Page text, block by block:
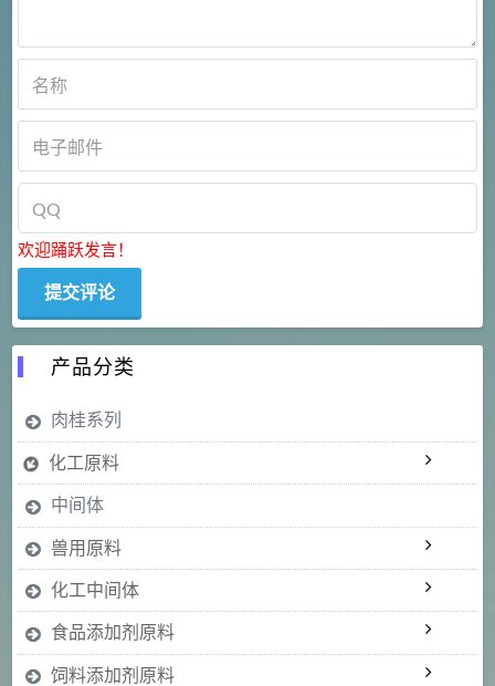
欢迎踊跃发言！
产品分类
肉桂系列
化工原料
中间体
兽用原料
化工中间体
食品添加剂原料
饲料添加剂原料